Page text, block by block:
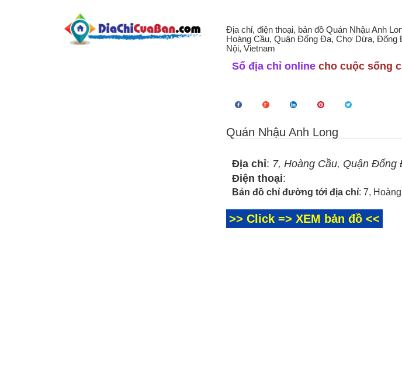
Địa chỉ, điện thoại, bản đồ Quán Nhậu Anh
Hoàng Cầu, Quận Đống Đa, Chợ Dừa, Đống
Nội, Vietnam
Sổ địa chỉ online cho cuộc sống
Quán Nhậu Anh Long
Địa chỉ: 7, Hoàng Cầu, Quận
Điện thoại:
Bản đồ chỉ đường tới địa chỉ: 7,
>> Click => XEM bản đồ <<